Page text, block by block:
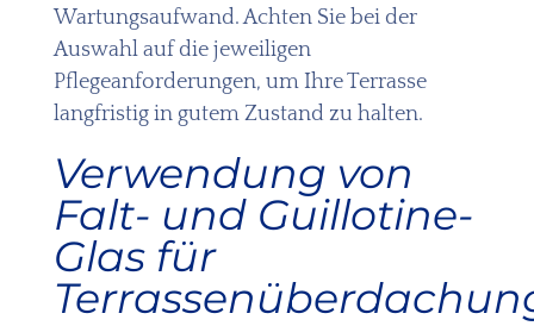
Wartungsaufwand. Achten Sie bei der
Auswahl auf die jeweiligen
Pflegeanforderungen, um Ihre Terrasse
langfristig in gutem Zustand zu halten.
Verwendung von
Falt- und Guillotine-
Glas für